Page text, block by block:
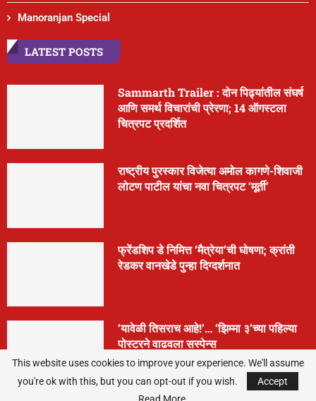
Manoranjan Special
LATEST POSTS
Sammarth Trailer : दोन पिढ्यांतील संघर्ष
आणि समर्थ विचारांची प्रेरणा; 14 ऑगस्टला
चित्रपट प्रदर्शित
राष्ट्रीय पुरस्कार विजेत्या अमोल कागणे-शिवाजी
लोटण पाटील यांचा नवा चित्रपट ‘मूर्ती’
फ्रेंडशिप डे निमित्त ‘मैत्रेया’ची घोषणा; क्रांती
रेडकर वानखेडे पुन्हा दिग्दर्शनात
‘यावेळी तिसराच आहे!’… ‘झिम्मा ३’च्या पहिल्या
पोस्टरने वाढवला सस्पेन्स
This website uses cookies to improve your experience. We'll assume
you're ok with this, but you can opt-out if you wish.
Accept